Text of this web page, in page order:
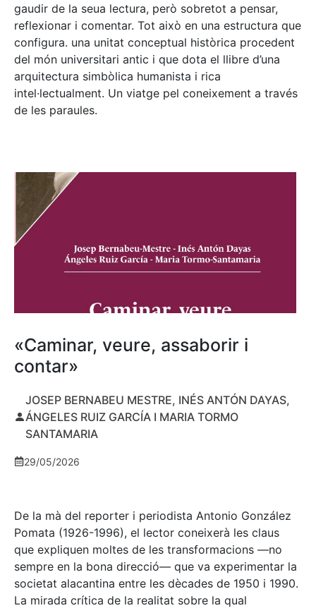
gaudir de la seua lectura, però sobretot a pensar,
reflexionar i comentar. Tot això en una estructura que
configura. una unitat conceptual històrica procedent
del món universitari antic i que dota el llibre d’una
arquitectura simbòlica humanista i rica
intel·lectualment. Un viatge pel coneixement a través
de les paraules.
«Caminar, veure, assaborir i
contar»
JOSEP BERNABEU MESTRE, INÉS ANTÓN DAYAS,
ÁNGELES RUIZ GARCÍA I MARIA TORMO
SANTAMARIA
29/05/2026
De la mà del reporter i periodista Antonio González
Pomata (1926-1996), el lector coneixerà les claus
que expliquen moltes de les transformacions —no
sempre en la bona direcció— que va experimentar la
societat alacantina entre les dècades de 1950 i 1990.
La mirada crítica de la realitat sobre la qual